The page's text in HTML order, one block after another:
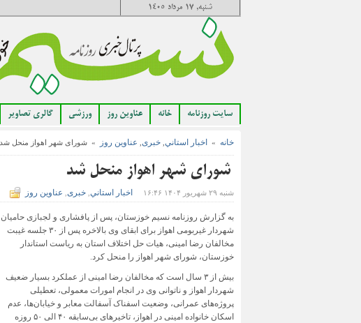
شنبه, ۱۷ مرداد ۱۴۰۵
سایت روزنامه خانه عناوین روز ورزشی گالری تصاویر
خانه » اخبار استاني خبری عناوین روز » شورای شهر اهواز منحل شد
شورای شهر اهواز منحل شد
شنبه ۲۹ شهریور ۱۴۰۴ ۱۶:۴۶ اخبار استاني خبری عناوین روز
به گزارش روزنامه نسیم خوزستان، پس از پافشاری‌ و لجبازی حامیان
شهردار غیربومی اهواز برای ابقای وی بالاخره پس از ۳۰ جلسه غیبت
مخالفان رضا امینی، هیات حل اختلاف استان به ریاست استاندار
خوزستان، شورای شهر اهواز را منحل کرد.
بیش از ۳ سال است که مخالفان رضا امینی از عملکرد بسیار ضعیف
شهردار اهواز و ناتوانی وی در انجام امورات معمولی، تعطیلی
پروژه‌های عمرانی، وضعیت اسفناک آسفالت معابر و خیابان‌ها، عدم
اسکان خانواده امینی در اهواز، تاخیرهای بی‌سابقه ۴۰ الی ۵۰ روزه